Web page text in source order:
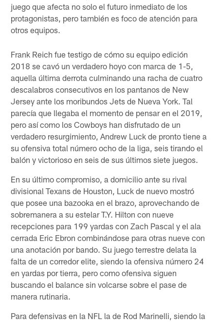
juego que afecta no solo el futuro inmediato de los
protagonistas, pero también es foco de atención para
otros equipos.
Frank Reich fue testigo de cómo su equipo edición
2018 se cavó un verdadero hoyo con marca de 1-5,
aquella última derrota culminando una racha de cuatro
descalabros consecutivos en los pantanos de New
Jersey ante los moribundos Jets de Nueva York. Tal
parecía que llegaba el momento de pensar en el 2019,
pero así como los Cowboys han disfrutado de un
verdadero resurgimiento, Andrew Luck de pronto tiene a
su ofensiva total número ocho de la liga, seis tirando el
balón y victorioso en seis de sus últimos siete juegos.
En su último compromiso, a domicilio ante su rival
divisional Texans de Houston, Luck de nuevo mostró
que posee una bazooka en el brazo, aprovechando de
sobremanera a su estelar T.Y. Hilton con nueve
recepciones para 199 yardas con Zach Pascal y el ala
cerrada Eric Ebron combinándose para otras nueve con
una anotación por bando. Su juego terrestre delata la
falta de un corredor elite, siendo la ofensiva número 24
en yardas por tierra, pero como ofensiva siguen
buscando el balance sin volcarse sobre el pase de
manera rutinaria.
Para defensivas en la NFL la de Rod Marinelli, siendo la